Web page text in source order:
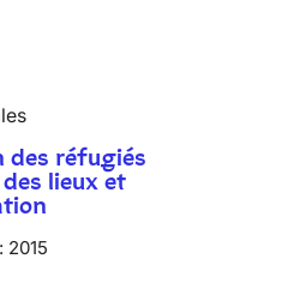
des réfugiés
lieux et
2015